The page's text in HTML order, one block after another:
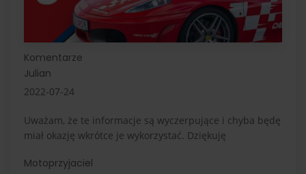
Komentarze
Julian
2022-07-24
Uważam, że te informacje są wyczerpujące i chyba będę
miał okazję wkrótce je wykorzystać. Dziękuję
Motoprzyjaciel